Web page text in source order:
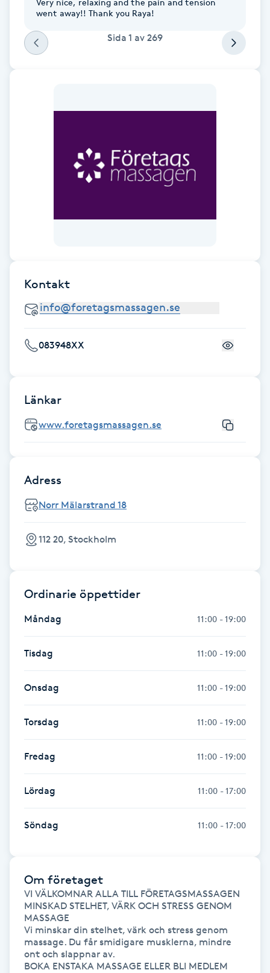
Makeup
Medial vägledning
Medicinsk massage
Megavolymfransar
Melasma
Mesoterapi
Microshading
Mixfransar
Nagelförlängning
Nagelförlängning akryl
Nagelförlängning gelé
Nagelförlängning glasfiber
Nagelförlängning silke
Nagelförstärkning
Naprapati
Navelpiercing
went away!! Thank you Raya!
Sida 1 av 269
Kontakt
083948XX
Länkar
www.foretagsmassagen.se
Adress
Norr Mälarstrand 18
112 20, Stockholm
Ordinarie öppettider
Måndag 11:00 - 19:00
Tisdag 11:00 - 19:00
Onsdag 11:00 - 19:00
Torsdag 11:00 - 19:00
Fredag 11:00 - 19:00
Lördag 11:00 - 17:00
Söndag 11:00 - 17:00
Om företaget
VI VÄLKOMNAR ALLA TILL FÖRETAGSMASSAGEN
MINSKAD STELHET, VÄRK OCH STRESS GENOM
MASSAGE
Vi minskar din stelhet, värk och stress genom
massage. Du får smidigare musklerna, mindre
ont och slappnar av.
BOKA ENSTAKA MASSAGE ELLER BLI MEDLEM